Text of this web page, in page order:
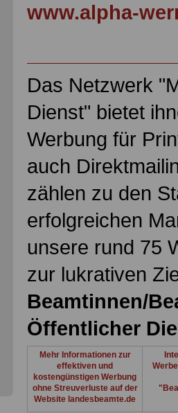
www.alpha-
Das Netzwerk
Dienst" bietet
Werbung für
auch
zählen zu den
erfolgreichen
unsere rund 75
zur lukrativen
Beamtinnen/
Öffentlicher
Mehr Informationen zur
effektiven und
kostengünstigen Werbung
ohne Streuverluste auf der
Website landesbeamte.de